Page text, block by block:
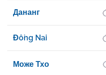
Дананг
Đồng Nai
Може Тхо